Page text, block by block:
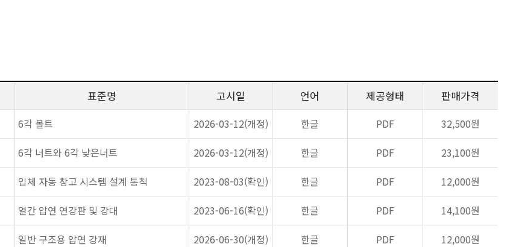
표준명 고시일 언어 제공형태 판매가격
6각 볼트 2026-03-12(개정) 한글 PDF
32,500원
6각 너트와 6각 낮은너트 2026-03-12(개정) 한글 PDF
23,100원
입체 자동 창고 시스템 설계 통칙 2023-08-03(확인) 한글 PDF
12,000원
열간 압연 연강판 및 강대 2023-06-16(확인) 한글 PDF
14,100원
일반 구조용 압연 강재 2026-06-30(개정) 한글 PDF
12,000원